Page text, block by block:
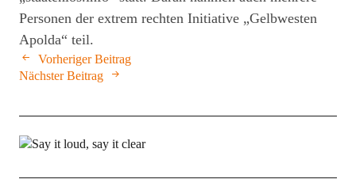
Personen der extrem rechten Initiative „Gelbwesten
Apolda“ teil.
Vorheriger Beitrag
Nächster Beitrag